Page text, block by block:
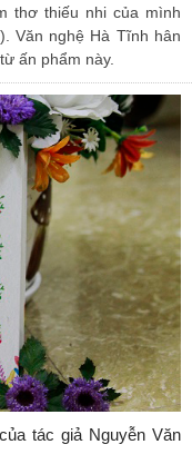
thơ thiếu nhi của mình
Văn nghệ Hà Tĩnh hân
ấn phẩm này.
tác giả Nguyễn Văn